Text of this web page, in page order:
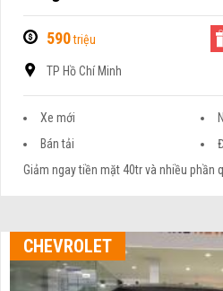
590triệu
TP Hồ Chí Minh
Xe mới
Bán tải
Giảm ngay tiền mặt 40tr và nhiều phần
CHEVROLET